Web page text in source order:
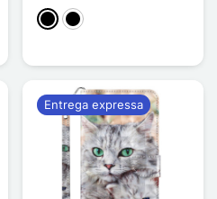
Rayures de couleur
Horizontal Stripe
Entrega expressa